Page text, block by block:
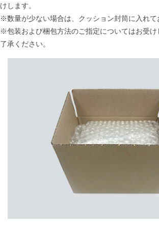
けします。
※数量が少ない場合は、クッション封筒に入れて
※包装および梱包方法のご指定についてはお受
了承ください。